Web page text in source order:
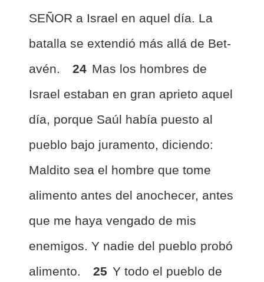
SEÑOR a Israel en aquel día. La
batalla se extendió más allá de Bet-
avén.
24 Mas los hombres de
Israel estaban en gran aprieto aquel
día, porque Saúl había puesto al
pueblo bajo juramento, diciendo:
Maldito sea el hombre que tome
alimento antes del anochecer, antes
que me haya vengado de mis
enemigos. Y nadie del pueblo probó
alimento.
25 Y todo el pueblo de